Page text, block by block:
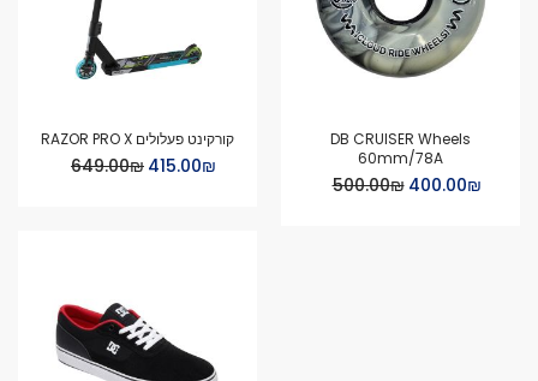
DB CRUISER Wheels
60mm/78A
Special
₪‏400.00
₪‏500.00
קורקינט פעלולים RAZOR PRO X
Special
₪‏415.00
₪‏649.00